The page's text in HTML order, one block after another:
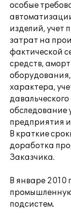
особые
изделий, учет
затрат на
фактической
средств,
оборудования,
характера,
обследование
предприятия
В краткие
доработка
Заказчика.
В январе 2010
подсистем.